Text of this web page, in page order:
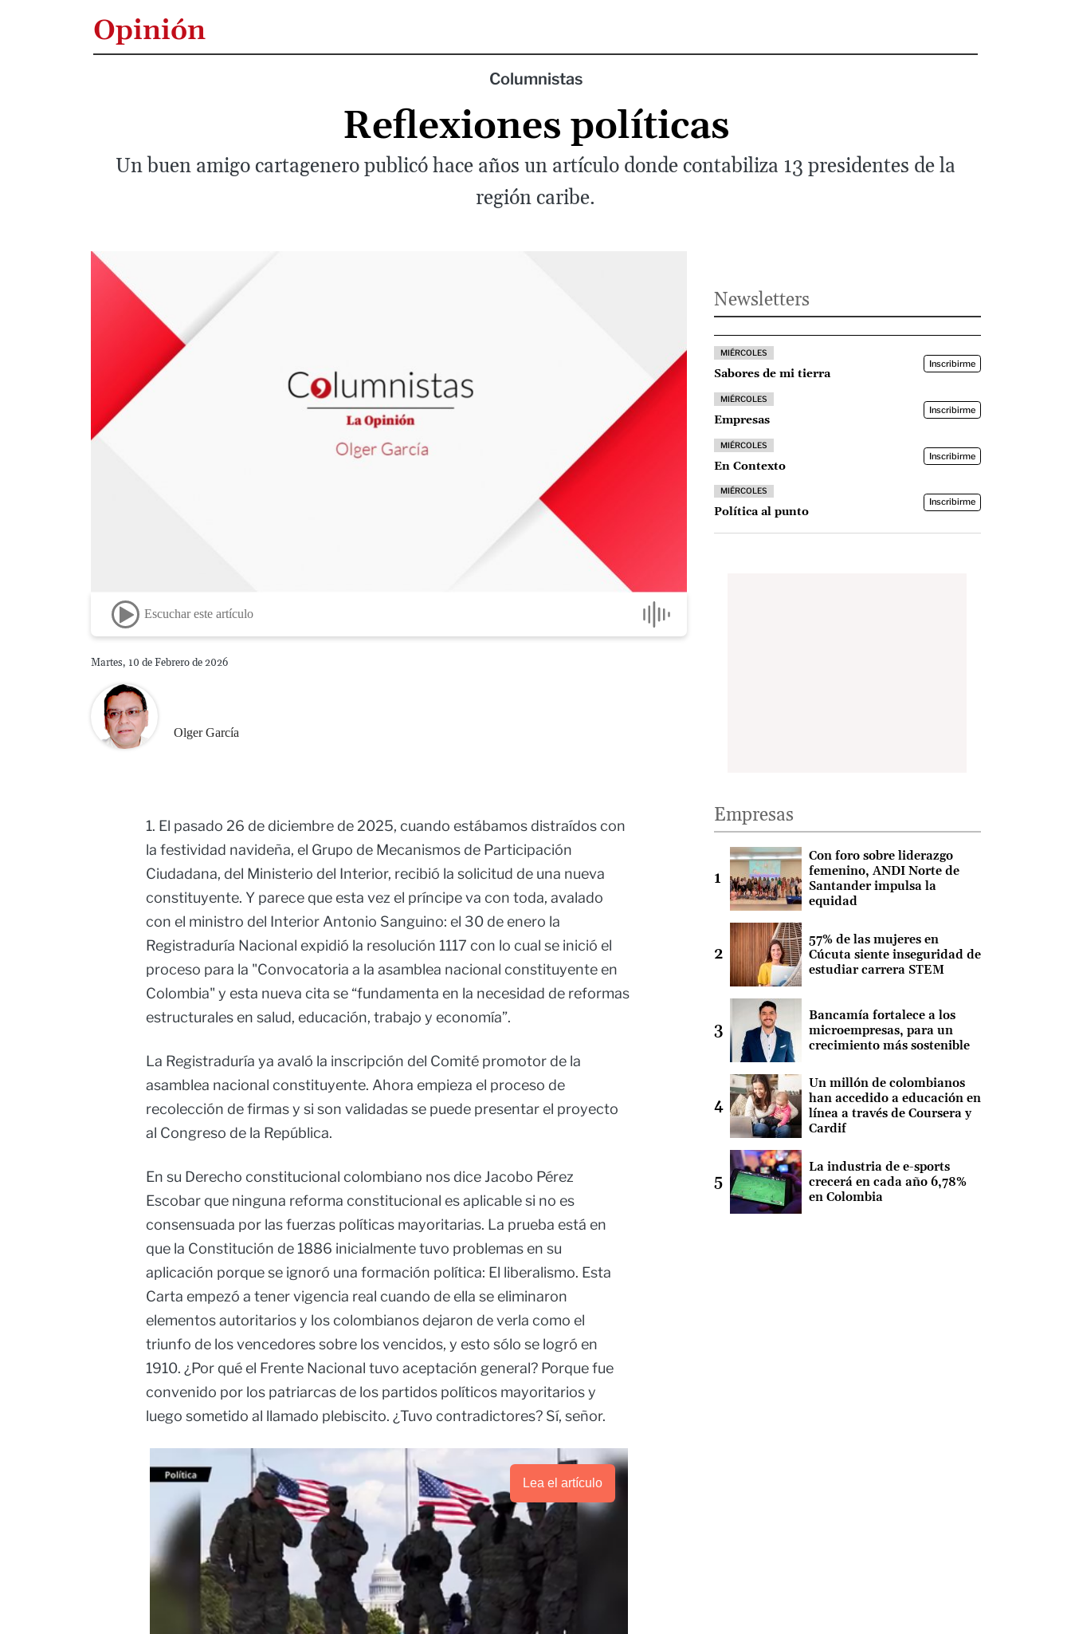
Opinión
Columnistas
Reflexiones políticas
Un buen amigo cartagenero publicó hace años un artículo donde contabiliza 13 presidentes de la
región caribe.
Escuchar este artículo
Martes, 10 de Febrero de 2026
Olger García
1. El pasado 26 de diciembre de 2025, cuando estábamos distraídos con
la festividad navideña, el Grupo de Mecanismos de Participación
Ciudadana, del Ministerio del Interior, recibió la solicitud de una nueva
constituyente. Y parece que esta vez el príncipe va con toda, avalado
con el ministro del Interior Antonio Sanguino: el 30 de enero la
Registraduría Nacional expidió la resolución 1117 con lo cual se inició el
proceso para la "Convocatoria a la asamblea nacional constituyente en
Colombia" y esta nueva cita se “fundamenta en la necesidad de reformas
estructurales en salud, educación, trabajo y economía”.
La Registraduría ya avaló la inscripción del Comité promotor de la
asamblea nacional constituyente. Ahora empieza el proceso de
recolección de firmas y si son validadas se puede presentar el proyecto
al Congreso de la República.
En su Derecho constitucional colombiano nos dice Jacobo Pérez
Escobar que ninguna reforma constitucional es aplicable si no es
consensuada por las fuerzas políticas mayoritarias. La prueba está en
que la Constitución de 1886 inicialmente tuvo problemas en su
aplicación porque se ignoró una formación política: El liberalismo. Esta
Carta empezó a tener vigencia real cuando de ella se eliminaron
elementos autoritarios y los colombianos dejaron de verla como el
triunfo de los vencedores sobre los vencidos, y esto sólo se logró en
1910. ¿Por qué el Frente Nacional tuvo aceptación general? Porque fue
convenido por los patriarcas de los partidos políticos mayoritarios y
luego sometido al llamado plebiscito. ¿Tuvo contradictores? Sí, señor.
Lea el artículo
Newsletters
MIÉRCOLES
Sabores de mi tierra
Inscribirme
MIÉRCOLES
Empresas
Inscribirme
MIÉRCOLES
En Contexto
Inscribirme
MIÉRCOLES
Política al punto
Inscribirme
Empresas
Con foro sobre liderazgo
femenino, ANDI Norte de
Santander impulsa la
equidad
57% de las mujeres en
Cúcuta siente inseguridad de
estudiar carrera STEM
Bancamía fortalece a los
microempresas, para un
crecimiento más sostenible
Un millón de colombianos
han accedido a educación en
línea a través de Coursera y
Cardif
La industria de e-sports
crecerá en cada año 6,78%
en Colombia